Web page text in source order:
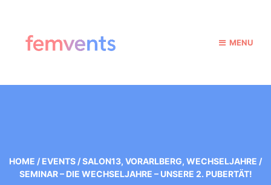
MENU
HOME / EVENTS /SALON13, VORARLBERG, WECHSELJAHRE /
SEMINAR – DIE WECHSELJAHRE – UNSERE 2. PUBERTÄT!